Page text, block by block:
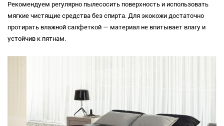
Рекомендуем регулярно пылесосить поверхность и использовать
мягкие чистящие средства без спирта. Для экокожи достаточно
протирать влажной салфеткой — материал не впитывает влагу и
устойчив к пятнам.